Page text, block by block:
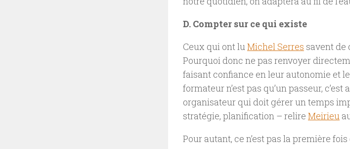
D. Compter sur ce qui existe
Ceux qui ont luMichel Serres savent de
Pourquoi donc ne pas renvoyer
faisant confiance en leur autonomie et
formateur n’est pas qu’un passeur,
organisateur qui doit gérer un temps
stratégie, planification – relire Meirieu
Pour autant, ce n’est pas la première